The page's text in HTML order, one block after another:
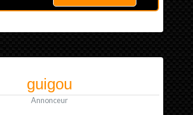
guigou
Annonceur